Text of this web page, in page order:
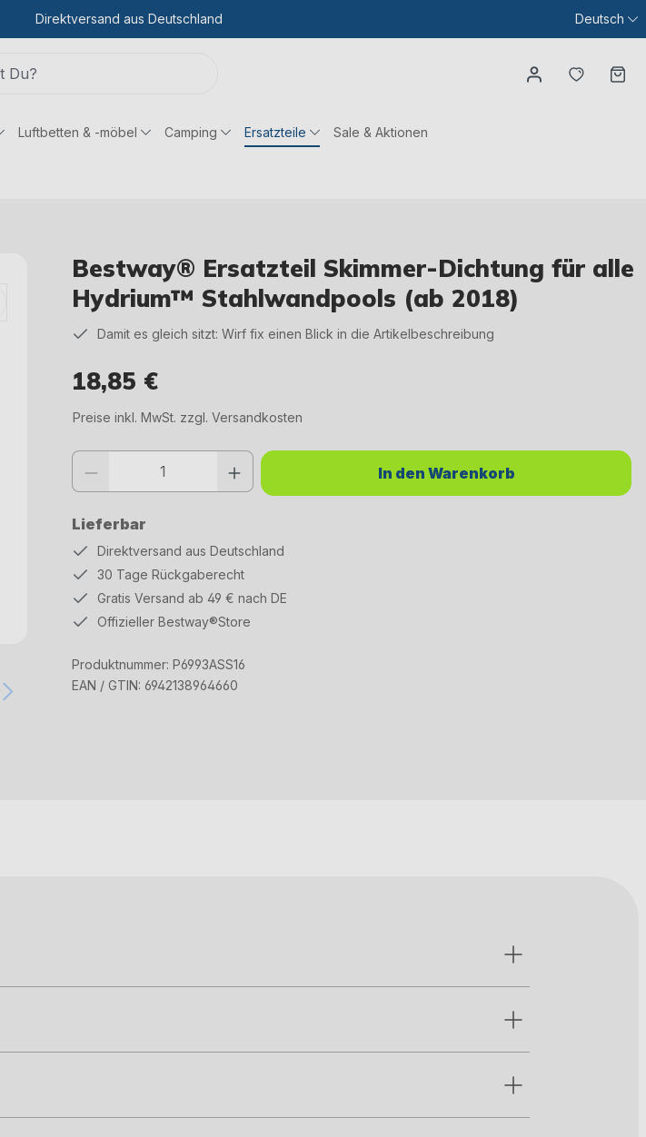
Direktversand aus Deutschland Deutsch
Du
Luftbetten & -möbel Camping Ersatzteile Sale & Aktionen
Bestway® Ersatzteil Skimmer-Dichtung für alle
Hydrium™ Stahlwandpools (ab 2018)
Damit es gleich sitzt: Wirf fix einen Blick in die Artikelbeschreibung
18,85 €
Preise inkl. MwSt. zzgl. Versandkosten
Lieferbar
Produkt Anzahl: Gib den gewünschten Wert ein oder benutze die Schaltflächen um die Anzahl zu erhöhen
In den Warenkorb
Direktversand aus Deutschland
30 Tage Rückgaberecht
Gratis Versand ab 49 € nach DE
Offizieller Bestway®Store
Produktnummer: P6993ASS16
EAN / GTIN: 6942138964660